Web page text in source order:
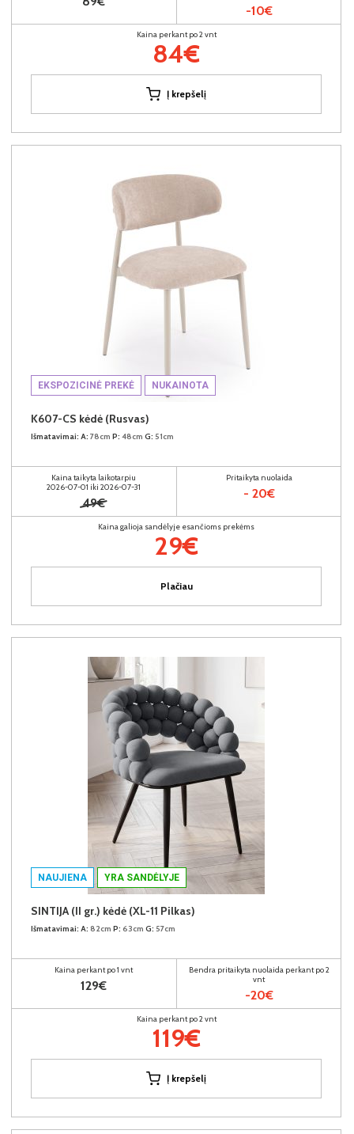
-10€
Kaina perkant po 2 vnt
84€
Į krepšelį
EKSPOZICINĖ PREKĖ NUKAINOTA
K607-CS kėdė (Rusvas)
Išmatavimai: A: 78cm P: 48cm G: 51cm
Kaina taikyta laikotarpiu
2026-07-01 iki 2026-07-31
49€
Pritaikyta nuolaida
- 20€
Kaina galioja sandėlyje esančioms prekėms
29€
Plačiau
NAUJIENA YRA SANDĖLYJE
SINTIJA (II gr.) kėdė (XL-11 Pilkas)
Išmatavimai: A: 82cm P: 63cm G: 57cm
Kaina perkant po 1 vnt
129€
Bendra pritaikyta nuolaida perkant po 2
vnt
-20€
Kaina perkant po 2 vnt
119€
Į krepšelį